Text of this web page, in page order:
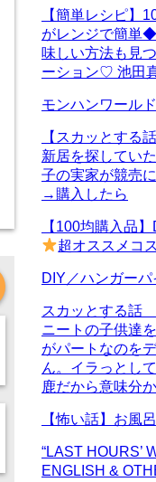
【簡単レシピ】
がレンジで簡単
味しい方法も見
ーション♡ 池田
モンハンワール
【スカッとする
新居を探してい
子の実家が競売
→購入したら
【100均購入品
超オススメコ
DIY／ハンガー
スカッとする話
ニートの子供達
がパートなのを
ん。イラっとし
鹿だから意味分
【怖い話】お風
“LAST HOURS’
ENGLISH &